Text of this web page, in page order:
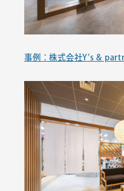
事例：株式会社Y’s &